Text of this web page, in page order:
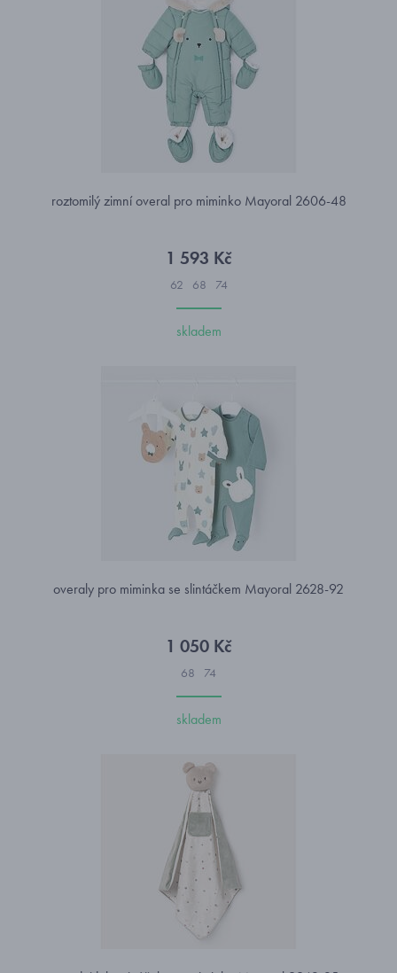
roztomilý zimní overal pro miminko Mayoral 2606-48
1 593 Kč
62 68 74
skladem
overaly pro miminka se slintáčkem Mayoral 2628-92
1 050 Kč
68 74
skladem